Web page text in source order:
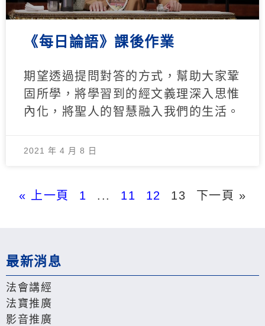
《每日論語》課後作業
期望透過提問對答的方式，幫助大家鞏
固所學，將學習到的經文義理深入思惟
內化，將聖人的智慧融入我們的生活。
2021 年 4 月 8 日
« 上一頁 1 ... 11 12 13 下一頁 »
最新消息
法會講經
法寶推廣
影音推廣